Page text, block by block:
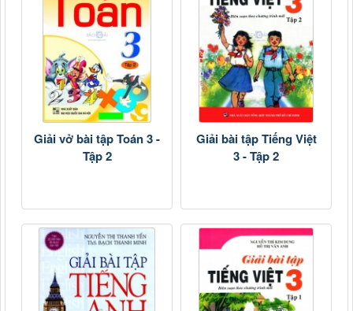
Giải vở bài tập Toán 3 -
Tập 2
Giải bài tập Tiếng Việt
3 - Tập 2